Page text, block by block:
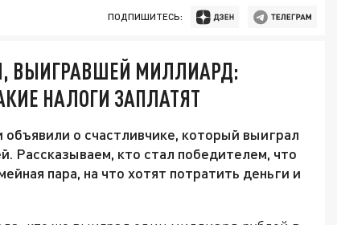
ПОДПИШИТЕСЬ:
ВЫИГРАВШЕЙ МИЛЛИАРД:
НАЛОГИ ЗАПЛАТЯТ
о счастливчике, который выиграл
Рассказываем, кто стал победителем, что
пара, на что хотят потратить деньги и